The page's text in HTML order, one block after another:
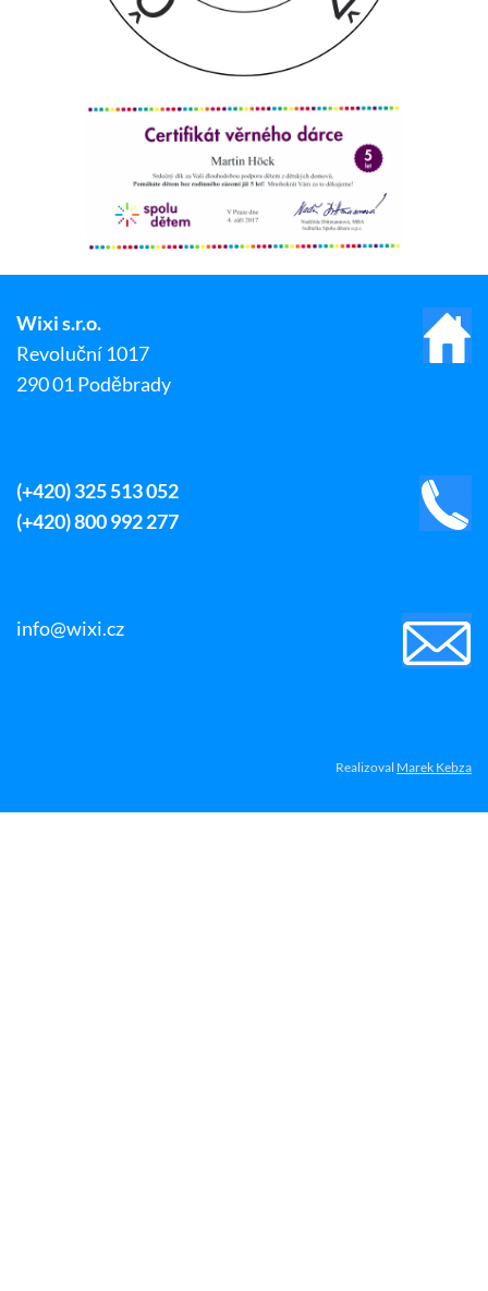
Wixi s.r.o.
Revoluční 1017
290 01 Poděbrady
(+420) 325 513 052
(+420) 800 992 277
info@wixi.cz
Realizoval Marek Kebza